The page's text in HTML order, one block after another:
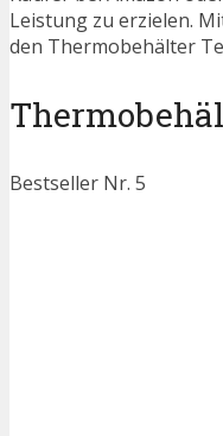
Leistung zu erzielen.
den Thermobehälter
Bestseller Nr. 5